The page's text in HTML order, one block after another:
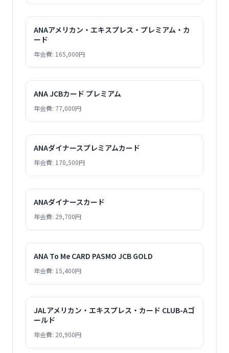
ANAアメリカン・エキスプレス・プレミアム・カ
ード
年会費: 165,000円
ANA JCBカード プレミアム
年会費: 77,000円
ANAダイナースプレミアムカード
年会費: 170,500円
ANAダイナースカード
年会費: 29,700円
ANA To Me CARD PASMO JCB GOLD
年会費: 15,400円
JALアメリカン・エキスプレス・カード CLUB-Aゴ
ールド
年会費: 20,900円